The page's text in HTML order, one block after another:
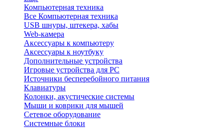
Компьютерная техника
Все Компьютерная техника
USB шнуры, штекера, хабы
Web-камера
Аксессуары к компьютеру
Аксессуары к ноутбуку
Дополнительные устройства
Игровые устройства для PC
Источники бесперебойного питания
Клавиатуры
Колонки, акустические системы
Мыши и коврики для мышей
Сетевое оборудование
Системные блоки